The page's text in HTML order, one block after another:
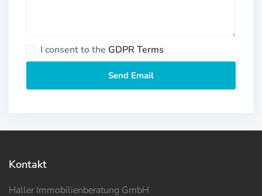
I consent to the GDPR Terms
Kontakt
Haller Immobilienberatung GmbH